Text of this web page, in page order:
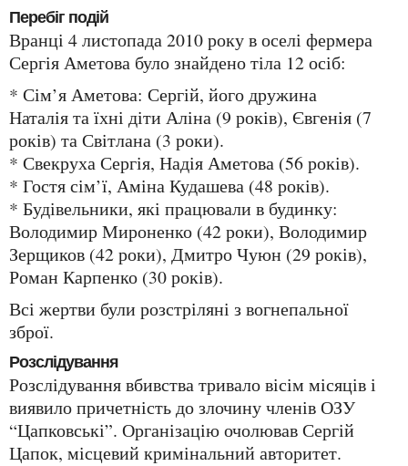
Перебіг подій
Вранці 4 листопада 2010 року в оселі фермера
Сергія Аметова було знайдено тіла 12 осіб:
* Сім’я Аметова: Сергій, його дружина
Наталія та їхні діти Аліна (9 років), Євгенія (7
років) та Світлана (3 роки).
* Свекруха Сергія, Надія Аметова (56 років).
* Гостя сім’ї, Аміна Кудашева (48 років).
* Будівельники, які працювали в будинку:
Володимир Мироненко (42 роки), Володимир
Зерщиков (42 роки), Дмитро Чуюн (29 років),
Роман Карпенко (30 років).
Всі жертви були розстріляні з вогнепальної
зброї.
Розслідування
Розслідування вбивства тривало вісім місяців і
виявило причетність до злочину членів ОЗУ
“Цапковські”. Організацію очолював Сергій
Цапок, місцевий кримінальний авторитет.